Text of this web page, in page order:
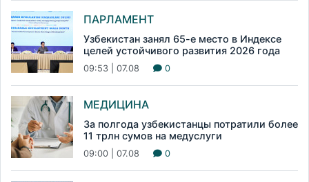
ПАРЛАМЕНТ
Узбекистан занял 65-е место в Индексе
целей устойчивого развития 2026 года
09:53 | 07.08 0
МЕДИЦИНА
За полгода узбекистанцы потратили более
11 трлн сумов на медуслуги
09:00 | 07.08 0